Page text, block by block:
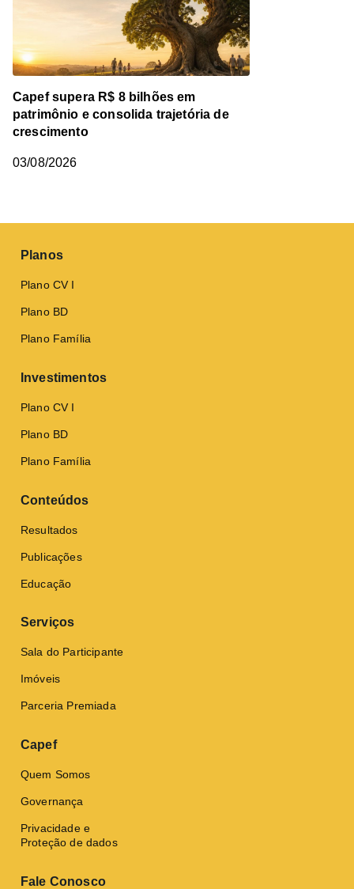
Capef supera R$ 8 bilhões em
patrimônio e consolida trajetória de
crescimento
03/08/2026
Planos
Plano CV I
Plano BD
Plano Família
Investimentos
Plano CV I
Plano BD
Plano Família
Conteúdos
Resultados
Publicações
Educação
Serviços
Sala do Participante
Imóveis
Parceria Premiada
Capef
Quem Somos
Governança
Privacidade e
Proteção de dados
Fale Conosco